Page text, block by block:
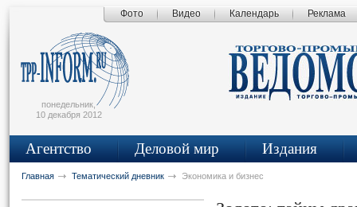
Фото Видео Календарь Реклама
понедельник,
10 декабря 2012
Агентство Деловой мир Издания
Главная Тематический дневник Экономика и бизнес